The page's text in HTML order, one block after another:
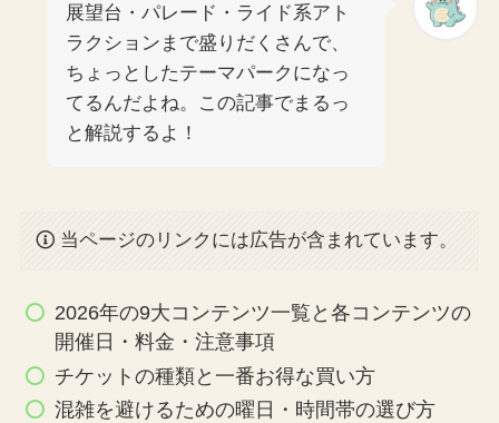
展望台・パレード・ライド系アト
ラクションまで盛りだくさんで、
ちょっとしたテーマパークになっ
てるんだよね。この記事でまるっ
と解説するよ！
当ページのリンクには広告が含まれています。
2026年の9大コンテンツ一覧と各コンテンツの
開催日・料金・注意事項
チケットの種類と一番お得な買い方
混雑を避けるための曜日・時間帯の選び方